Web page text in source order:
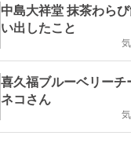
中島大祥堂 抹茶わら
い出したこと
喜久福ブルーベリー
ネコさん